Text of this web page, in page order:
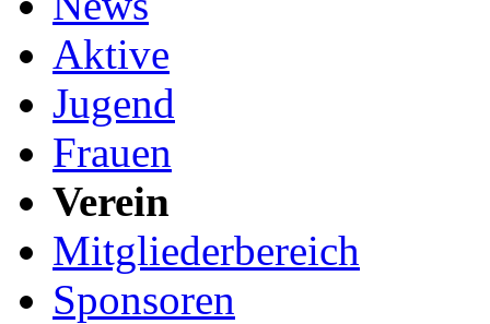
Aktive
Jugend
Frauen
Verein
Mitgliederbereich
Sponsoren